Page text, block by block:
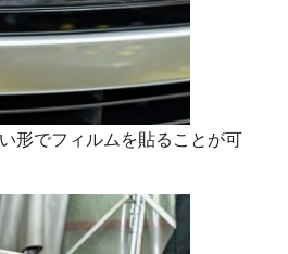
形でフィルムを貼ることが可